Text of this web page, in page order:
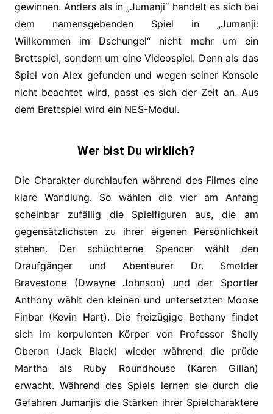
gewinnen. Anders als in „Jumanji“ handelt es sich bei
dem namensgebenden Spiel in „Jumanji:
Willkommen im Dschungel“ nicht mehr um ein
Brettspiel, sondern um eine Videospiel. Denn als das
Spiel von Alex gefunden und wegen seiner Konsole
nicht beachtet wird, passt es sich der Zeit an. Aus
dem Brettspiel wird ein NES-Modul.
Wer bist Du wirklich?
Die Charakter durchlaufen während des Filmes eine
klare Wandlung. So wählen die vier am Anfang
scheinbar zufällig die Spielfiguren aus, die am
gegensätzlichsten zu ihrer eigenen Persönlichkeit
stehen. Der schüchterne Spencer wählt den
Draufgänger und Abenteurer Dr. Smolder
Bravestone (Dwayne Johnson) und der Sportler
Anthony wählt den kleinen und untersetzten Moose
Finbar (Kevin Hart). Die freizügige Bethany findet
sich im korpulenten Körper von Professor Shelly
Oberon (Jack Black) wieder während die prüde
Martha als Ruby Roundhouse (Karen Gillan)
erwacht.Während des Spiels lernen sie durch die
Gefahren Jumanjis die Stärken ihrer Spielcharaktere